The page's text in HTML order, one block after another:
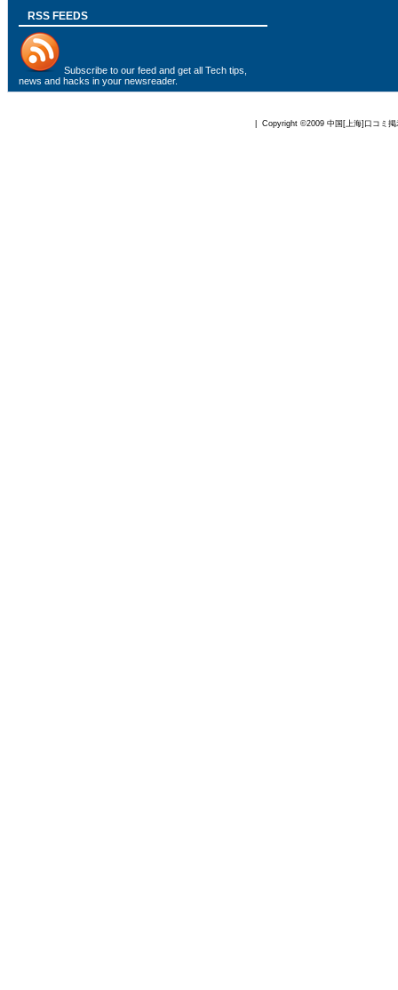
RSS FEEDS
Subscribe to our feed and get all Tech tips,
news and hacks in your newsreader.
| Copyright ©2009 中国[上海]口コミ掲